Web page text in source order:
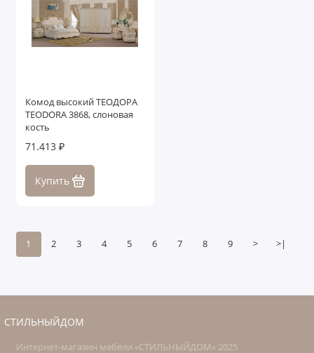
Комод высокий ТЕОДОРА
TEODORA 3868, слоновая
кость
71.413 ₽
Купить
1 2 3 4 5 6 7 8 9 > >|
СТИЛЬНЫЙДОМ
Интернет-магазин мебели «СТИЛЬНЫЙДОМ» 2025